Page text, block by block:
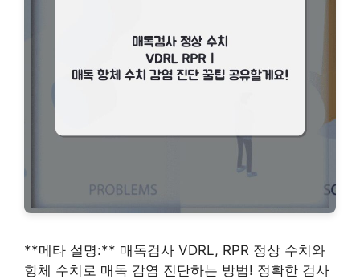
**메타 설명:** 매독검사 VDRL, RPR 정상 수치와
항체 수치로 매독 감염 진단하는 방법! 정확한 검사